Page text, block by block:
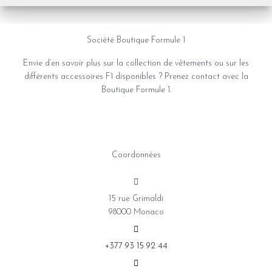
Société Boutique Formule 1
Envie d’en savoir plus sur la collection de vêtements ou sur les
différents accessoires F1 disponibles ? Prenez contact avec la
Boutique Formule 1.
Coordonnées
15 rue Grimaldi
98000 Monaco
+377 93 15 92 44